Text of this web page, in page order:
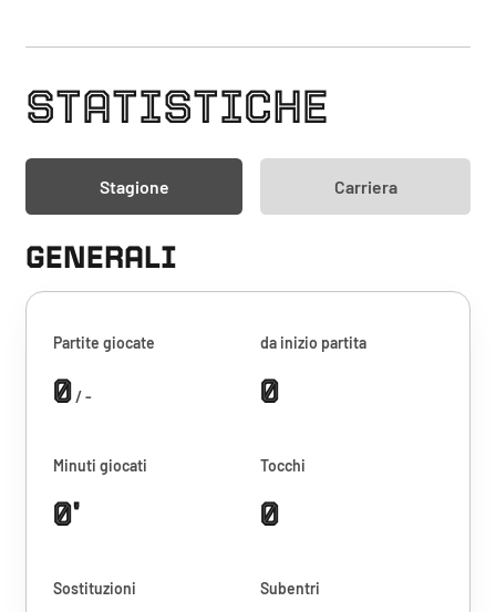
STATISTICHE
Stagione Carriera
GENERALI
Partite giocate
0/ -
da inizio partita
0
Minuti giocati
0'
Tocchi
0
Sostituzioni Subentri